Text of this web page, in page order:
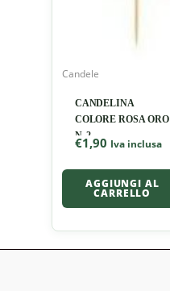
Candele
CANDELINA
COLORE ROSA ORO
N. 2
€1,90 Iva inclusa
AGGIUNGI AL
CARRELLO